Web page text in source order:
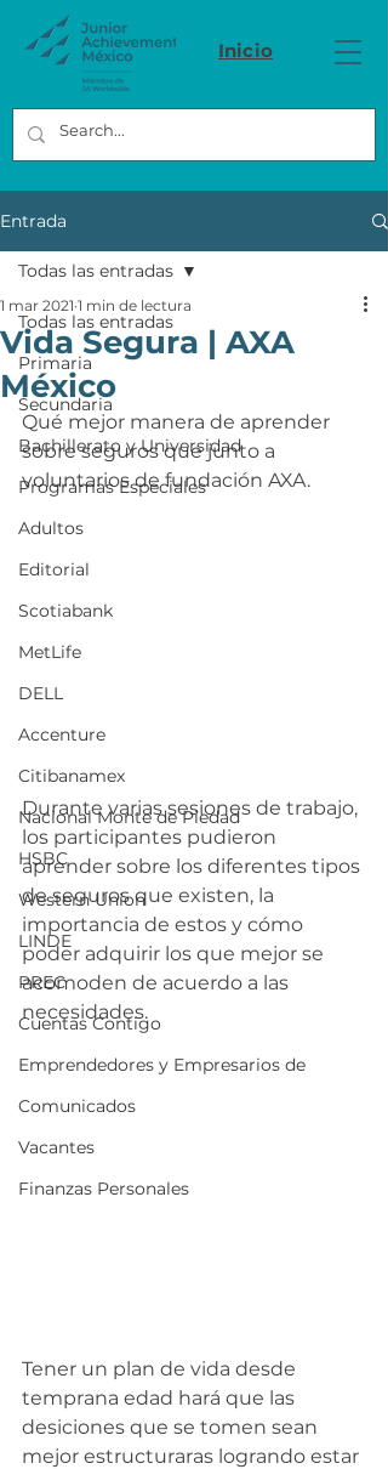
Inicio
Entrada
Todas las entradas
Primaria
Secundaria
Bachillerato y Universidad
Programas Especiales
Adultos
Editorial
Scotiabank
MetLife
DELL
Accenture
Citibanamex
Nacional Monte de Piedad
HSBC
Western Union
LINDE
PREC
Cuentas Contigo
Emprendedores y Empresarios de
Comunicados
Vacantes
Finanzas Personales
Todas las entradas
Vida Segura | AXA
México
1 mar 2021 1 min de lectura
Qué mejor manera de aprender
sobre seguros que junto a
voluntarios de fundación AXA.
Durante varias sesiones de trabajo,
los participantes pudieron
aprender sobre los diferentes tipos
de seguros que existen, la
importancia de estos y cómo
poder adquirir los que mejor se
acomoden de acuerdo a las
necesidades.
Tener un plan de vida desde
temprana edad hará que las
desiciones que se tomen sean
mejor estructuraras logrando estar